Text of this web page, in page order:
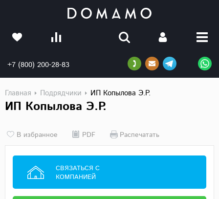
+7 (800) 200-28-83
Главная Подрядчики ИП Копылова Э.Р.
ИП Копылова Э.Р.
В избранное PDF Распечатать
СВЯЗАТЬСЯ С
КОМПАНИЕЙ